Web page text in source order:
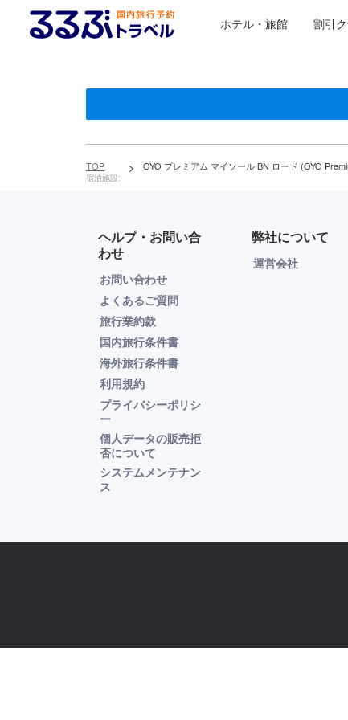
ホテル・旅館 割引
TOP
宿泊施設:
> OYO プレミアム マイソール BN ロード (OYO
ヘルプ・お問い合
わせ
お問い合わせ
よくあるご質問
旅行業約款
国内旅行条件書
海外旅行条件書
利用規約
プライバシーポリシ
ー
個人データの販売拒
否について
システムメンテナン
ス
弊社について
運営会社